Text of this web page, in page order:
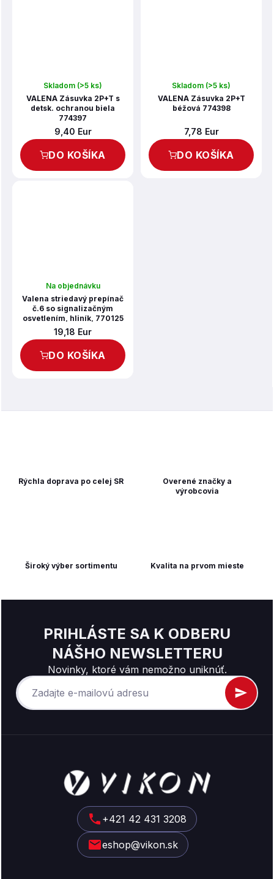
Skladom (>5 ks)
VALENA Zásuvka 2P+T s
detsk. ochranou biela
774397
9,40 Eur
DO KOŠÍKA
Skladom (>5 ks)
VALENA Zásuvka 2P+T
béžová 774398
7,78 Eur
DO KOŠÍKA
Na objednávku
Valena striedavý prepínač
č.6 so signalizačným
osvetlením, hliník, 770125
19,18 Eur
DO KOŠÍKA
Kvalita na prvom mieste
Overené značky a
výrobcovia
Rýchla doprava po celej SR
Široký výber sortimentu
PRIHLÁSTE SA K ODBERU
NÁŠHO NEWSLETTERU
Novinky, ktoré vám nemožno uniknúť.
+421 42 431 3208
eshop@vikon.sk